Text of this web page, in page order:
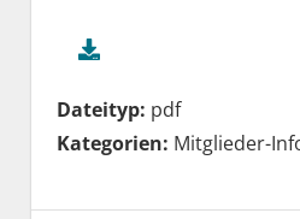
Dateityp: pdf
Kategorien: Mitglieder-